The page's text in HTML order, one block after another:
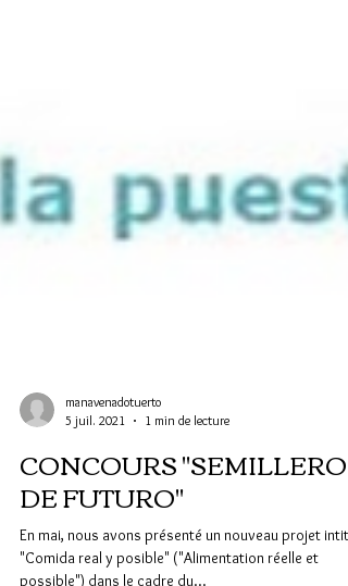
5 juil. 2021
1 min de lecture
CONCOURS "SEMILLERO
DE FUTURO"
En mai, nous avons présenté un nouveau projet